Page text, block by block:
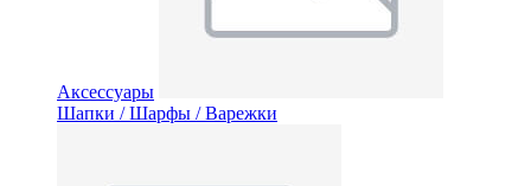
Аксессуары
Шапки / Шарфы / Варежки